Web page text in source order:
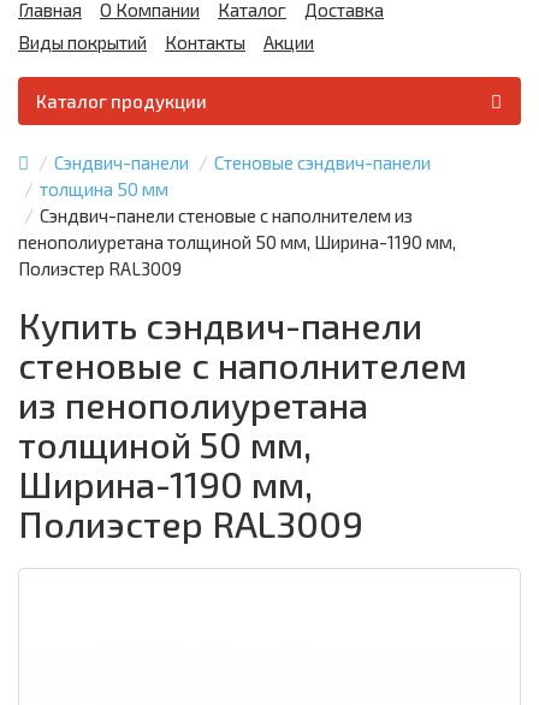
Главная О Компании Каталог
Доставка
Виды покрытий
Контакты Акции
Каталог продукции
Сэндвич-панели
Стеновые сэндвич-панели
толщина 50 мм
Сэндвич-панели стеновые с наполнителем из
пенополиуретана толщиной 50 мм, Ширина-1190 мм,
Полиэстер RAL3009
Купить сэндвич-панели
стеновые с наполнителем
из пенополиуретана
толщиной 50 мм,
Ширина-1190 мм,
Полиэстер RAL3009